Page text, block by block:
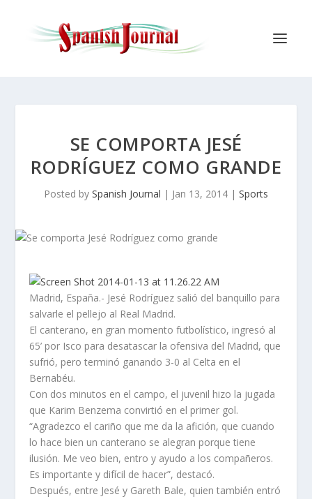
SE COMPORTA JESÉ
RODRÍGUEZ COMO GRANDE
Posted by Spanish Journal | Jan 13, 2014 | Sports
Madrid, España.- Jesé Rodríguez salió del banquillo para
salvarle el pellejo al Real Madrid.
El canterano, en gran momento futbolístico, ingresó al
65’ por Isco para desatascar la ofensiva del Madrid, que
sufrió, pero terminó ganando 3-0 al Celta en el
Bernabéu.
Con dos minutos en el campo, el juvenil hizo la jugada
que Karim Benzema convirtió en el primer gol.
“Agradezco el cariño que me da la afición, que cuando
lo hace bien un canterano se alegran porque tiene
ilusión. Me veo bien, entro y ayudo a los compañeros.
Es importante y difícil de hacer”, destacó.
Después, entre Jesé y Gareth Bale, quien también entró